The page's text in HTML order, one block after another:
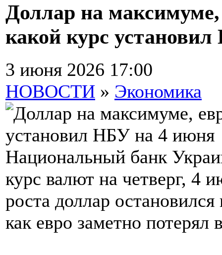
Доллар на
какой курс
3 июня 2026 17:00
НОВОСТИ » Экономика
Национальный банк
курс валют на четверг, 4
роста доллар
как евро заметно потерял